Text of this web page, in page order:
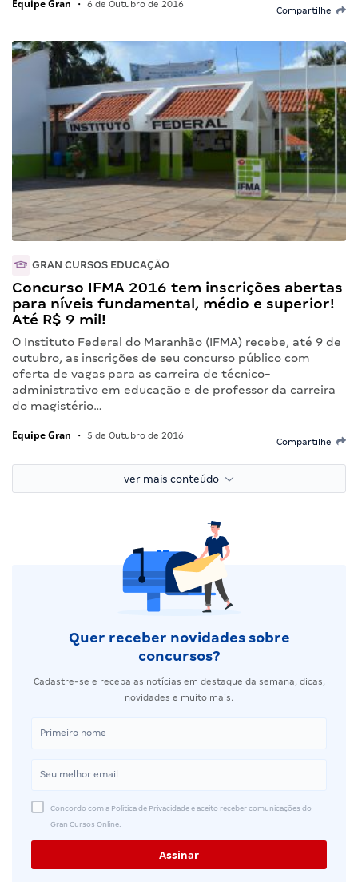
Equipe Gran • 6 de Outubro de 2016
Compartilhe
GRAN CURSOS EDUCAÇÃO
Concurso IFMA 2016 tem inscrições abertas
para níveis fundamental, médio e superior!
Até R$ 9 mil!
O Instituto Federal do Maranhão (IFMA) recebe, até 9 de
outubro, as inscrições de seu concurso público com
oferta de vagas para as carreira de técnico-
administrativo em educação e de professor da carreira
do magistério…
Equipe Gran • 5 de Outubro de 2016
Compartilhe
ver mais conteúdo
Quer receber novidades sobre
concursos?
Cadastre-se e receba as notícias em destaque da semana, dicas,
novidades e muito mais.
Concordo com a Política de Privacidade e aceito receber comunicações do
Gran Cursos Online.